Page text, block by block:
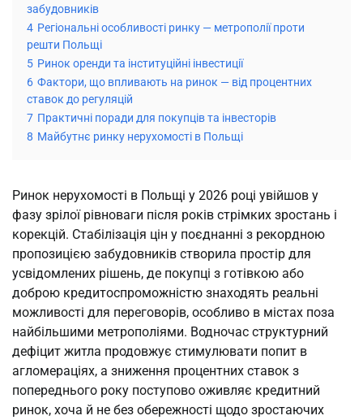
забудовників
4 Регіональні особливості ринку — метрополії проти
решти Польщі
5 Ринок оренди та інституційні інвестиції
6 Фактори, що впливають на ринок — від процентних
ставок до регуляцій
7 Практичні поради для покупців та інвесторів
8 Майбутнє ринку нерухомості в Польщі
Ринок нерухомості в Польщі у 2026 році увійшов у
фазу зрілої рівноваги після років стрімких зростань і
корекцій. Стабілізація цін у поєднанні з рекордною
пропозицією забудовників створила простір для
усвідомлених рішень, де покупці з готівкою або
доброю кредитоспроможністю знаходять реальні
можливості для переговорів, особливо в містах поза
найбільшими метрополіями. Водночас структурний
дефіцит житла продовжує стимулювати попит в
агломераціях, а зниження процентних ставок з
попереднього року поступово оживляє кредитний
ринок, хоча й не без обережності щодо зростаючих